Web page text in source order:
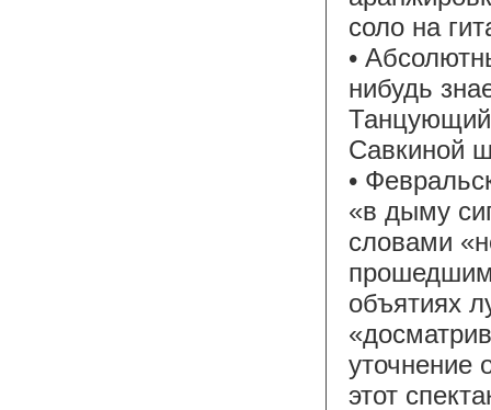
соло на
•
нибудь
Савкиной
•
«в дыму
словами
объятиях
уточнение
этот